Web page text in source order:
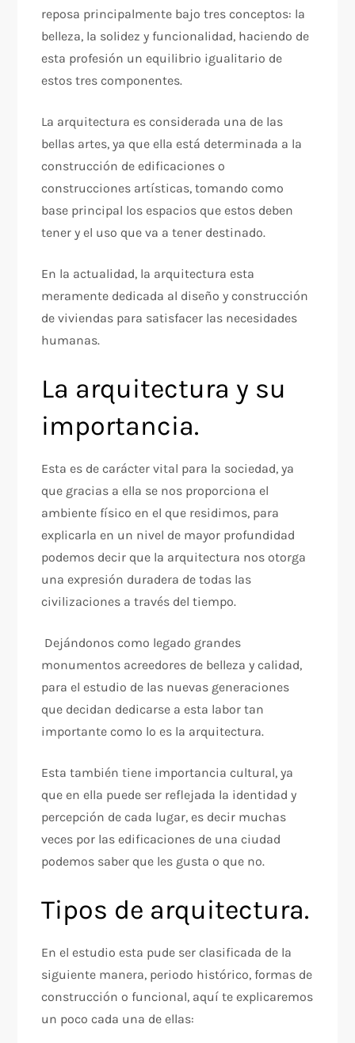
reposa principalmente bajo tres conceptos: la
belleza, la solidez y funcionalidad, haciendo de
esta profesión un equilibrio igualitario de
estos tres componentes.
La arquitectura es considerada una de las
bellas artes, ya que ella está determinada a la
construcción de edificaciones o
construcciones artísticas, tomando como
base principal los espacios que estos deben
tener y el uso que va a tener destinado.
En la actualidad, la arquitectura esta
meramente dedicada al diseño y construcción
de viviendas para satisfacer las necesidades
humanas.
La arquitectura y su
importancia.
Esta es de carácter vital para la sociedad, ya
que gracias a ella se nos proporciona el
ambiente físico en el que residimos, para
explicarla en un nivel de mayor profundidad
podemos decir que la arquitectura nos otorga
una expresión duradera de todas las
civilizaciones a través del tiempo.
Dejándonos como legado grandes
monumentos acreedores de belleza y calidad,
para el estudio de las nuevas generaciones
que decidan dedicarse a esta labor tan
importante como lo es la arquitectura.
Esta también tiene importancia cultural, ya
que en ella puede ser reflejada la identidad y
percepción de cada lugar, es decir muchas
veces por las edificaciones de una ciudad
podemos saber que les gusta o que no.
Tipos de arquitectura.
En el estudio esta pude ser clasificada de la
siguiente manera, periodo histórico, formas de
construcción o funcional, aquí te explicaremos
un poco cada una de ellas: